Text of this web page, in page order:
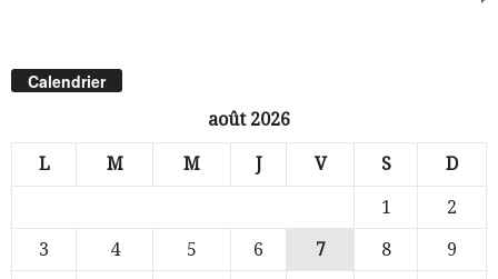
Calendrier
août 2026
L M M J V S D
1
2
3
4 5 6 7 8
9